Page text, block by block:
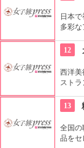
日本
多彩
な方
す。
12
西洋美
スト
ご用
13
全国の
品をセ